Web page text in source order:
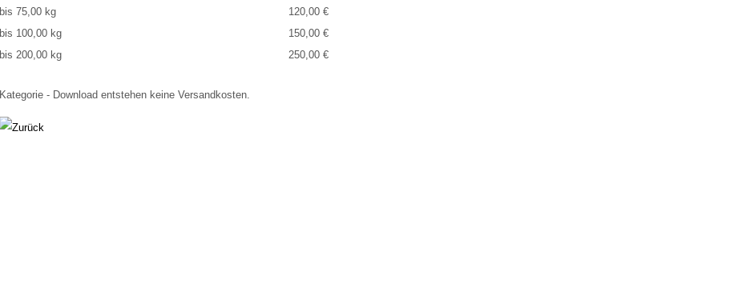
bis 75,00 kg
120,00 €
bis 100,00 kg
150,00 €
bis 200,00 kg
250,00 €
Kategorie - Download entstehen keine Versandkosten.